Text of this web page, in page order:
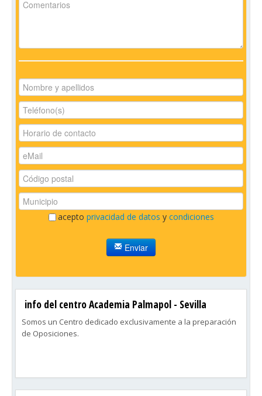
acepto privacidad de datos y condiciones
Enviar
info del centro Academia Palmapol - Sevilla
Somos un Centro dedicado exclusivamente a la preparación
de Oposiciones.